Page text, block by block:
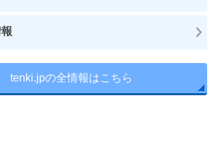
tenki.jpの全情報はこちら